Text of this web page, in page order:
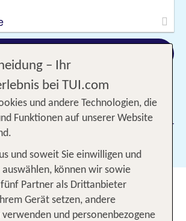
Cabarete
in Cabarete in der
Republik
– Ihr
bei TUI.com
und andere Technologien, die
Funktionen auf unserer Website
und soweit Sie einwilligen und
auswählen, können wir sowie
fünf Partner als Drittanbieter
Gerät setzen, andere
verwenden und personenbezogene